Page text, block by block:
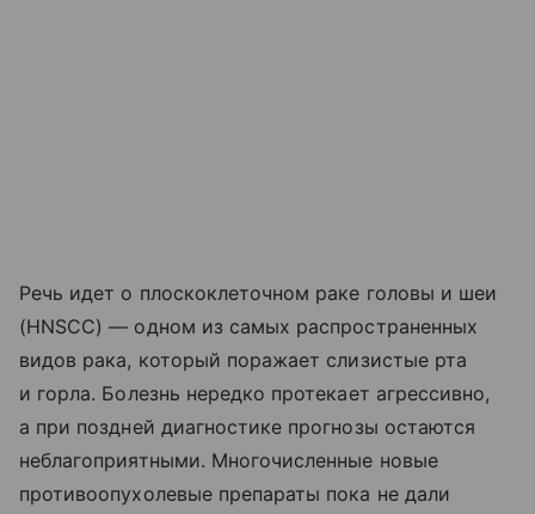
Речь идет о плоскоклеточном раке головы и шеи
(HNSCC) — одном из самых распространенных
видов рака, который поражает слизистые рта
и горла. Болезнь нередко протекает агрессивно,
а при поздней диагностике прогнозы остаются
неблагоприятными. Многочисленные новые
противоопухолевые препараты пока не дали